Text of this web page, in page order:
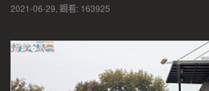
2021-06-29, 觀看: 163925